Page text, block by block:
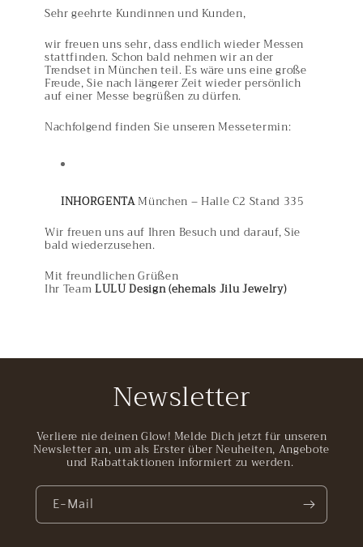
Sehr geehrte Kundinnen und Kunden,
wir freuen uns sehr, dass endlich wieder Messen
stattfinden. Schon bald nehmen wir an der
Trendset in München teil. Es wäre uns eine große
Freude, Sie nach längerer Zeit wieder persönlich
auf einer Messe begrüßen zu dürfen.
Nachfolgend finden Sie unseren Messetermin:
INHORGENTAMünchen – Halle C2 Stand 335
Wir freuen uns auf Ihren Besuch und darauf, Sie
bald wiederzusehen.
Mit freundlichen Grüßen
Ihr TeamLULU Design (ehemals Jilu Jewelry)
Newsletter
Verliere nie deinen Glow! Melde Dich jetzt für unseren
Newsletter an, um als Erster über Neuheiten, Angebote
und Rabattaktionen informiert zu werden.
E-Mail